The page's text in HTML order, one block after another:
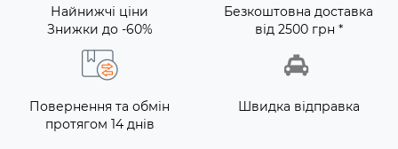
Найнижчі ціни
Знижки до -60%
Безкоштовна доставка
від 2500 грн *
Повернення та обмін
протягом 14 днів
Швидка відправка